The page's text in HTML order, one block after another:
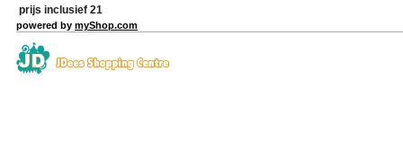
prijs inclusief 21
powered by myShop.com